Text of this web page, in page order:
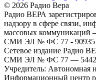
© 2026 Радио Вера
Радио ВЕРА
надзору в сфере связи,
массовых коммуникаций
СМИ ЭЛ № ФС 77 - 90935
Сетевое издание Радио
СМИ ЭЛ № ФС 77 —
Учредитель: Автономная
Информационный центр